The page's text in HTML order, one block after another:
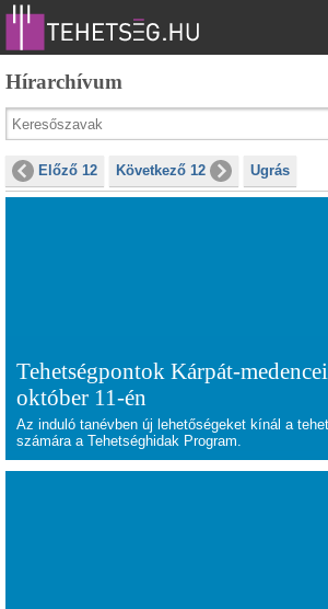
Hírarchívum
Előző 12 Következő 12 Ugrás
Tehetségpontok Kárpát-
október 11-én
Az induló tanévben új lehetőségeket kínál a
számára a Tehetséghidak Program.